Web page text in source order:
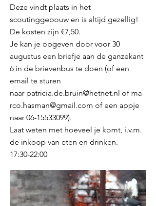
Deze vindt plaats in het
scoutinggebouw en is altijd gezellig!
De kosten zijn €7,50.
Je kan je opgeven door voor 30
augustus een briefje aan de ganzekant
6 in de brievenbus te doen (of een
email te sturen
naar patricia.de.bruin@hetnet.nl of ma
rco.hasman@gmail.com of een appje
naar 06-15533099).
Laat weten met hoeveel je komt, i.v.m.
de inkoop van eten en drinken.
17:30-22:00